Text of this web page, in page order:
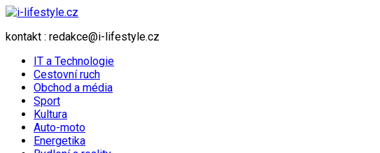
kontakt : redakce@i-lifestyle.cz
IT a Technologie
Cestovní ruch
Obchod a média
Sport
Kultura
Auto-moto
Energetika